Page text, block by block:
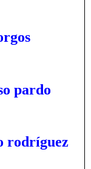
pardo
rodríguez